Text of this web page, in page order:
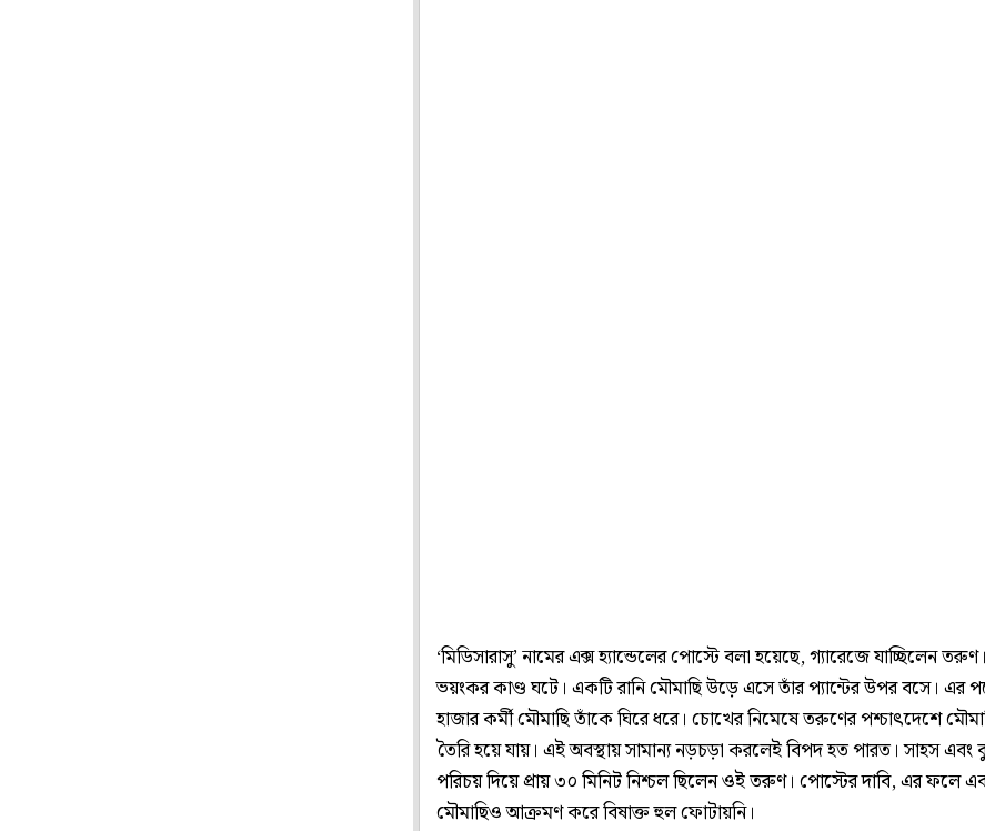
‘মিডিসারাসু’ নামের এক্স হ্যান্ডেলের পোস্টে বলা হয়েছে, গ্যারেজে যাচ্ছিলেন
ভয়ংকর কাণ্ড ঘটে। একটি রানি মৌমাছি উড়ে এসে তাঁর প্যান্টের উপর বসে। এর
হাজার কর্মী মৌমাছি তাঁকে ঘিরে ধরে। চোখের নিমেষে তরুণের পশ্চাৎদেশে
তৈরি হয়ে যায়। এই অবস্থায় সামান্য নড়চড়া করলেই বিপদ হত পারত। সাহস এবং
পরিচয় দিয়ে প্রায় ৩০ মিনিট নিশ্চল ছিলেন ওই তরুণ। পোস্টের দাবি, এর ফলে
মৌমাছিও আক্রমণ করে বিষাক্ত হুল ফোটায়নি।